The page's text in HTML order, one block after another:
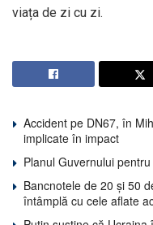
viața de zi cu zi.
Accident pe DN67, în
implicate în impact
Planul Guvernului
Bancnotele de 20 și 50
întâmplă cu cele aflate